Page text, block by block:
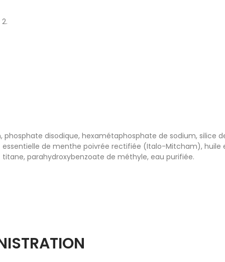
disodique, hexamétaphosphate de sodium, silice
essentielle de menthe poivrée rectifiée (Italo-Mitcham),
parahydroxybenzoate de méthyle, eau purifiée.